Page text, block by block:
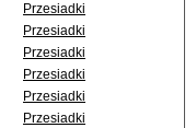
Przesiadki
Przesiadki
Przesiadki
Przesiadki
Przesiadki
Przesiadki